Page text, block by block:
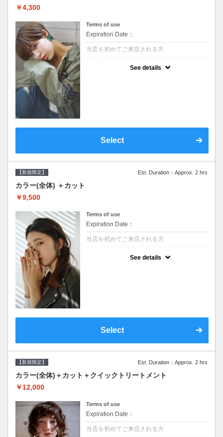
￥4,300
Terms of use
Expiration Date：
当店を初めてご来店される方
See details
Select
【新規限定】 Est. Duration：Approx. 2 hrs
カラー(全体) ＋カット
￥9,500
Terms of use
Expiration Date：
当店を初めてご来店される方
See details
Select
【新規限定】 Est. Duration：Approx. 2 hrs
カラー(全体)＋カット＋クイックトリートメント
￥12,000
Terms of use
Expiration Date：
当店を初めてご来店される方